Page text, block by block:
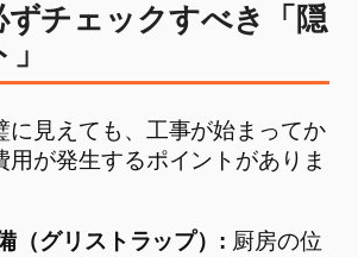
ずチェックすべき「隠
に見えても、工事が始まってか
用が発生するポイントがありま
（グリストラップ）: 厨房の位